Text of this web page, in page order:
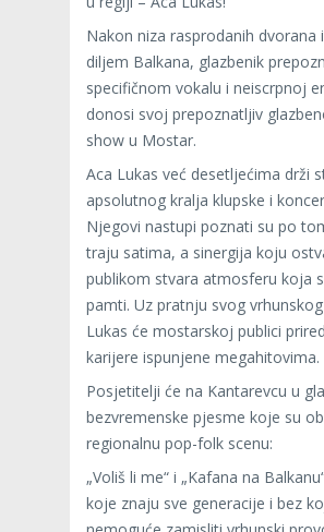
Nakon niza rasprodanih dvorana
diljem Balkana, glazbenik
specifičnom vokalu i neiscrpnoj
donosi svoj prepoznatljiv
show u Mostar.
Aca Lukas već desetljećima drži
apsolutnog kralja klupske i
Njegovi nastupi poznati su po
traju satima, a sinergija koju
publikom stvara atmosferu koja
pamti. Uz pratnju svog
Lukas će mostarskoj publici
karijere ispunjene megahitovima.
Posjetitelji će na Kantarevcu u
bezvremenske pjesme koje su
regionalnu pop-folk scenu:
„Voliš li me“ i „Kafana na
koje znaju sve generacije i bez